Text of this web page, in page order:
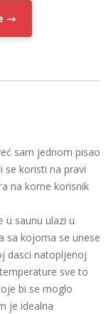
sam jednom pisao
se koristi na pravi
na kome korisnik
u saunu ulazi u
sa kojoma se unese
dasci natopljenoj
sve to
bi se moglo
je idealna